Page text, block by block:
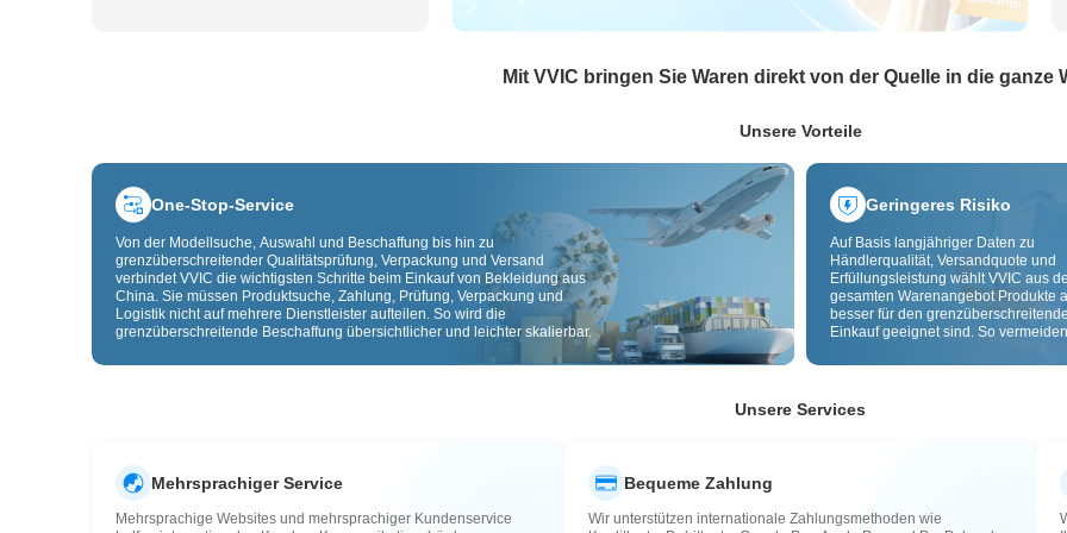
Mit VVIC bringen Sie Waren direkt von der Quelle in die ganze
Unsere Vorteile
One-Stop-Service
Von der Modellsuche, Auswahl und Beschaffung bis hin zu
grenzüberschreitender Qualitätsprüfung, Verpackung und Versand
verbindet VVIC die wichtigsten Schritte beim Einkauf von Bekleidung aus
China. Sie müssen Produktsuche, Zahlung, Prüfung, Verpackung und
Logistik nicht auf mehrere Dienstleister aufteilen. So wird die
grenzüberschreitende Beschaffung übersichtlicher und leichter skalierbar.
Geringeres Risiko
Auf Basis langjähriger Daten zu
Händlerqualität, Versandquote und
Erfüllungsleistung wählt VVIC aus
gesamten Warenangebot Produkte
besser für den
Einkauf geeignet sind. So
riskante Artikel. Cross-Border-
zusätzlich Risiken bei Qualität,
Unsere Services
Mehrsprachiger Service
Mehrsprachige Websites und mehrsprachiger Kundenservice
Bequeme Zahlung
Wir unterstützen internationale Zahlungsmethoden wie